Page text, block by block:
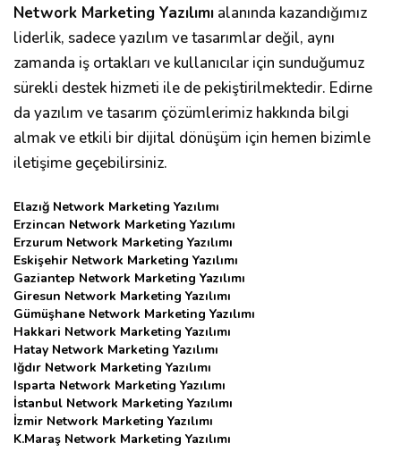
Network Marketing Yazılımı alanında kazandığımız
liderlik, sadece yazılım ve tasarımlar değil, aynı
zamanda iş ortakları ve kullanıcılar için sunduğumuz
sürekli destek hizmeti ile de pekiştirilmektedir. Edirne
da yazılım ve tasarım çözümlerimiz hakkında bilgi
almak ve etkili bir dijital dönüşüm için hemen bizimle
iletişime geçebilirsiniz.
Elazığ Network Marketing Yazılımı
Erzincan Network Marketing Yazılımı
Erzurum Network Marketing Yazılımı
Eskişehir Network Marketing Yazılımı
Gaziantep Network Marketing Yazılımı
Giresun Network Marketing Yazılımı
Gümüşhane Network Marketing Yazılımı
Hakkari Network Marketing Yazılımı
Hatay Network Marketing Yazılımı
Iğdır Network Marketing Yazılımı
Isparta Network Marketing Yazılımı
İstanbul Network Marketing Yazılımı
İzmir Network Marketing Yazılımı
K.Maraş Network Marketing Yazılımı